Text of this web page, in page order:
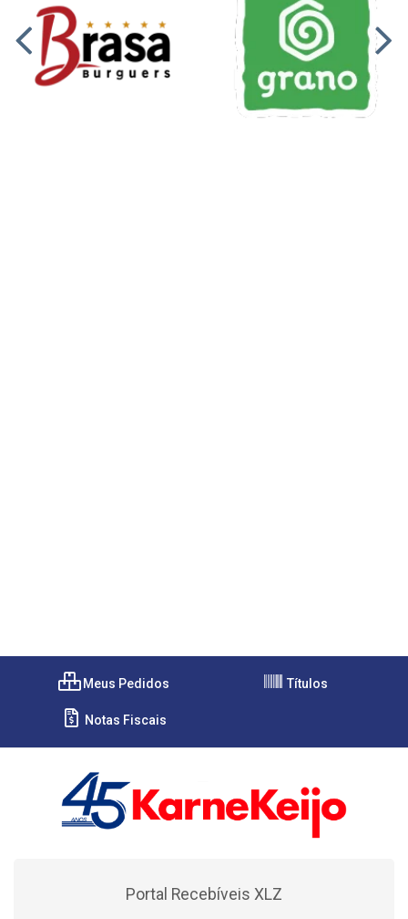
Meus Pedidos Títulos
Notas Fiscais
Portal Recebíveis XLZ